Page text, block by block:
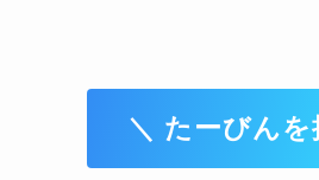
＼ たーびんを